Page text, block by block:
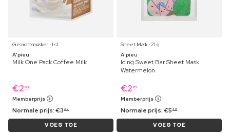
Gezichtsmasker ⋅ 1 st
A'pieu
Milk One Pack Coffee Milk
€2 69
Memberprijs
Normale prijs:€3 39
VOEG TOE
Sheet Mask ⋅ 21 g
A'pieu
Icing Sweet Bar Sheet Mask
Watermelon
€2 69
Memberprijs
Normale prijs:€5 39
VOEG TOE